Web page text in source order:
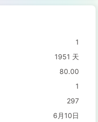
1
1951 天
80.00
1
297
6月10日